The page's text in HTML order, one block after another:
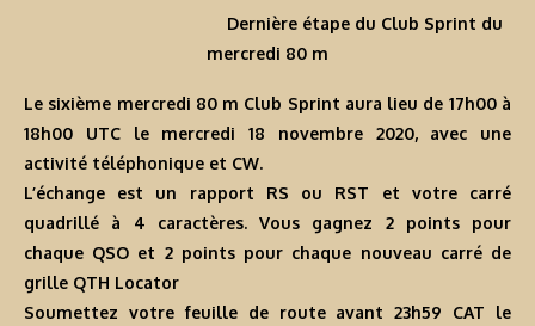
Dernière étape du Club Sprint du
mercredi 80 m
Le sixième mercredi 80 m Club Sprint aura lieu de 17h00 à
18h00 UTC le mercredi 18 novembre 2020, avec une
activité téléphonique et CW.
L’échange est un rapport RS ou RST et votre carré
quadrillé à 4 caractères. Vous gagnez 2 points pour
chaque QSO et 2 points pour chaque nouveau carré de
grille QTH Locator
Soumettez votre feuille de route avant 23h59 CAT le